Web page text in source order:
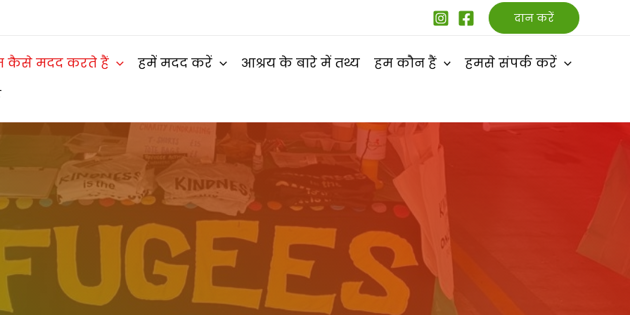
दान करें
कैसे मदद करते हैं हमें मदद करें आश्रय के बारे में तथ्य हम कौन हैं
हमसे संपर्क करें